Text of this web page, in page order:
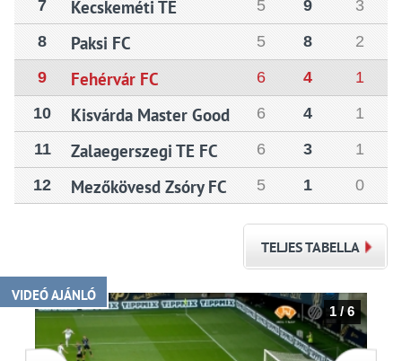
7 Kecskeméti TE 5 9
3
8
Paksi FC 5 8
2
9
Fehérvár FC 6 4
1
10
Kisvárda Master Good 6 4
1
11
Zalaegerszegi TE FC 6 3
1
12
Mezőkövesd Zsóry FC 5 1 0
TELJES TABELLA
VIDEÓ AJÁNLÓ
1 / 6